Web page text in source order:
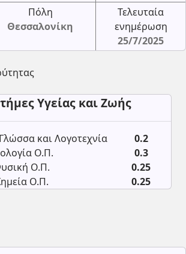
Πόλη
Θεσσαλονίκη
Τελευταία
ενημέρωση
25/7/2025
Υγείας και Ζωής
και Λογοτεχνία
0.2
Ο.Π.
0.3
Ο.Π.
0.25
Ο.Π.
0.25